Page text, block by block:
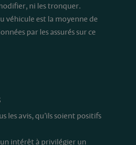
ni les tronquer.
véhicule est la moyenne de
par les assurés sur ce
les avis, qu’ils soient positifs
intérêt à privilégier un